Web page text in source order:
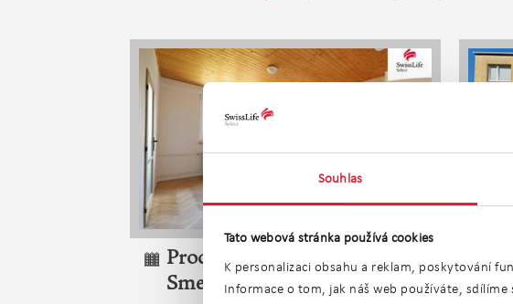
Souhlas
Tato webová stránka používá cookies
K personalizaci obsahu a reklam, poskytování
Informace o tom, jak náš web používáte,
Prodej bytu 2+1 52 m2
Smetanova, Chotěboř